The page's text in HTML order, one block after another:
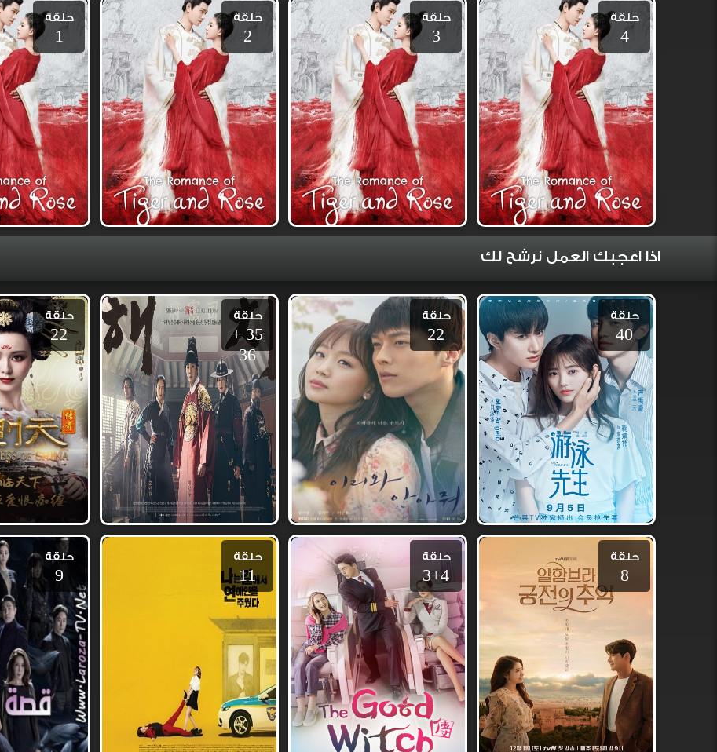
حلقة
4
حلقة
3
حلقة
2
حلقة
1
اذا اعجبك العمل نرشح لك
حلقة
40
حلقة
22
حلقة
35 +
36
حلقة
22
حلقة
8
حلقة
3+4
حلقة
11
حلقة
9